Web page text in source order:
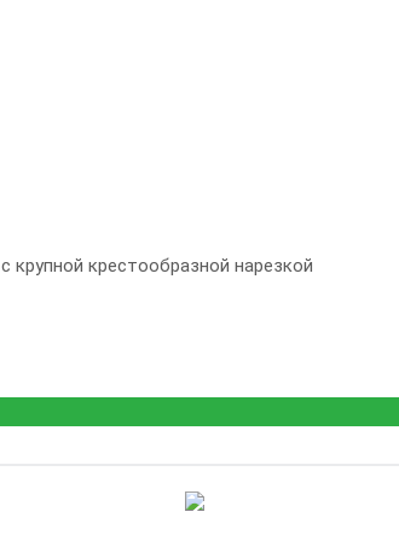
крупной крестообразной нарезкой